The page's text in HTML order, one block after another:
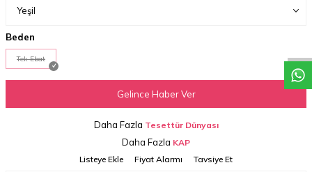
W
h
a
t
a
p
p
D
e
s
t
e
H
a
t
t
Beden
Tek Ebat
Gelince Haber Ver
Daha Fazla Tesettür Dünyası
Daha Fazla KAP
Listeye Ekle
Fiyat Alarmı Tavsiye Et